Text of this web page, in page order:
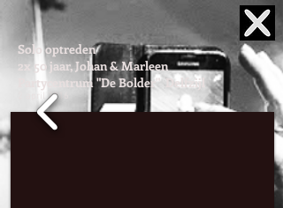
Solo optreden
2x 50 jaar, Johan & Marleen
Partycentrum "De Bolder" Delfzijl
2 april 2016